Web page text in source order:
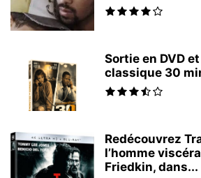
Sortie en DVD
classique 30
Redécouvrez
l’homme
Friedkin, dans...